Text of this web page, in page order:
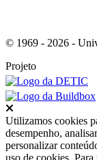
© 1969 - 2026 -
Projeto
Utilizamos cookies
desempenho,
personalizar
uso de cookies.